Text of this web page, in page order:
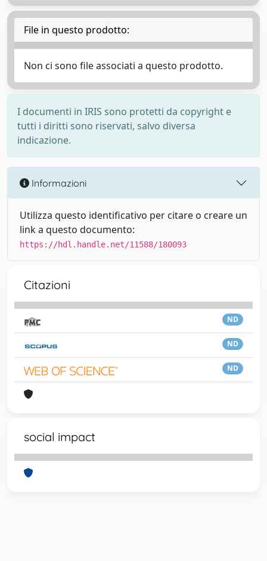
File in questo prodotto:
Non ci sono file associati a questo prodotto.
I documenti in IRIS sono protetti da copyright e
tutti i diritti sono riservati, salvo diversa
indicazione.
Informazioni
Utilizza questo identificativo per citare o creare un
link a questo documento:
https://hdl.handle.net/11588/180093
Citazioni
ND
ND
ND
social impact